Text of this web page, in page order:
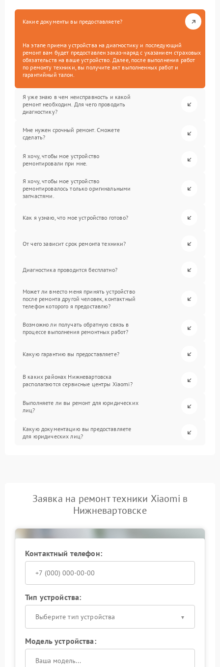
Какие документы вы предоставляете?
На этапе приема устройства на диагностику и последующий
ремонт вам будет предоставлен заказ-наряд с указанием страховых
обязательств на ваше устройство. Далее, после выполнения работ
по ремонту техники, вы получите акт выполненных работ и
гарантийный талон.
Я уже знаю в чем неисправность и какой
ремонт необходим. Для чего проводить
диагностику?
Мне нужен срочный ремонт. Сможете
сделать?
Я хочу, чтобы мое устройство
ремонтировали при мне.
Я хочу, чтобы мое устройство
ремонтировалось только оригинальными
запчастями.
Как я узнаю, что мое устройство готово?
От чего зависит срок ремонта техники?
Диагностика проводится бесплатно?
Может ли вместо меня принять устройство
после ремонта другой человек, контактный
телефон которого я предоставлю?
Возможно ли получать обратную связь в
процессе выполнения ремонтных работ?
Какую гарантию вы предоставляете?
В каких районах Нижневартовска
располагаются сервисные центры Xiaomi?
Выполняете ли вы ремонт для юридических
лиц?
Какую документацию вы предоставляете
для юридических лиц?
Заявка на ремонт техники Xiaomi в
Нижневартовске
Контактный телефон:
Тип устройства:
Выберите тип устройства
Модель устройства: